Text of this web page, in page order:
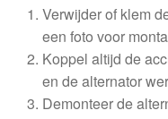
Verwijder of klem
een foto voor
Koppel altijd de
en de alternator
Demonteer de